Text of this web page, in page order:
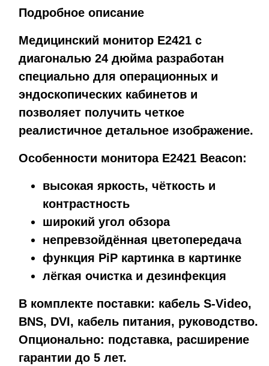
Подробное описание
Медицинский монитор E2421 с
диагональю 24 дюйма разработан
специально для операционных и
эндоскопических кабинетов и
позволяет получить четкое
реалистичное детальное изображение.
Особенности монитора E2421 Beacon:
высокая яркость, чёткость и
контрастность
широкий угол обзора
непревзойдённая цветопередача
функция PiP картинка в картинке
лёгкая очистка и дезинфекция
В комплекте поставки: кабель S-Video,
BNS, DVI, кабель питания, руководство.
Опционально: подставка, расширение
гарантии до 5 лет.